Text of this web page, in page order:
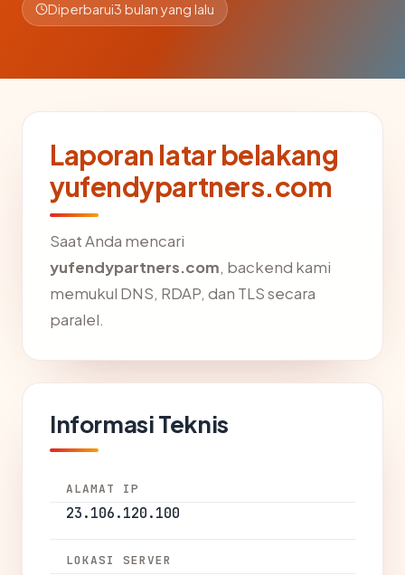
Diperbarui3 bulan yang lalu
Laporan latar belakang
yufendypartners.com
Saat Anda mencari
yufendypartners.com, backend kami
memukul DNS, RDAP, dan TLS secara
paralel.
Informasi Teknis
ALAMAT IP
23.106.120.100
LOKASI SERVER